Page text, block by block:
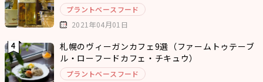
プラントベースフード
2021年04月01日
札幌のヴィーガンカフェ9選（ファームトゥテーブ
ル・ローフードカフェ・チキュウ）
プラントベースフード